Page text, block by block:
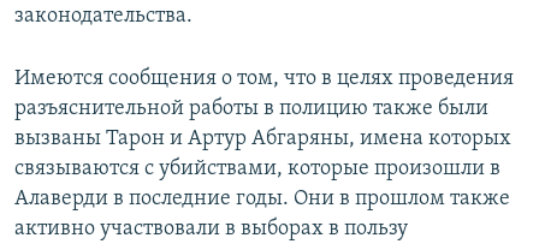
законодательства.
Имеются сообщения о том, что в целях проведения
разъяснительной работы в полицию также были
вызваны Тарон и Артур Абгаряны, имена которых
связываются с убийствами, которые произошли в
Алаверди в последние годы. Они в прошлом также
активно участвовали в выборах в пользу